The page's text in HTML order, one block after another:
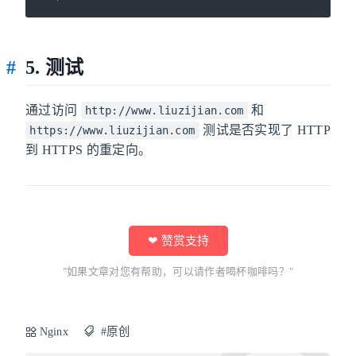
5. 测试
通过访问 http://www.liuzijian.com 和
https://www.liuzijian.com
测试是否实现了 HTTP
到 HTTPS 的重定向。
❤ 赞赏支持
"如果文章对您有帮助，可以请作者喝杯咖啡吗？"
Nginx #原创